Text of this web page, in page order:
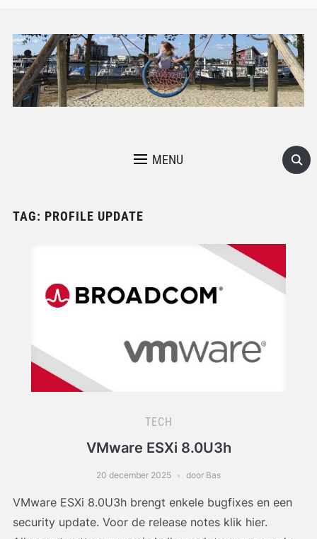
MENU
TAG: PROFILE UPDATE
TECH
VMware ESXi 8.0U3h
20 december 2025 door Bas
VMware ESXi 8.0U3h brengt enkele bugfixes en een
security update. Voor de release notes klik hier.